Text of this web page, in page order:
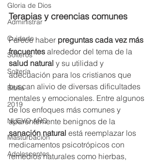
Gloria de Dios
Administrar
Cuidado
Solteros
Soltería
Biblia
2019
NUEVO AÑO
Masturbación
Adolescentes
Terapias y creencias comunes
Parece haber preguntas cada vez más
frecuentes alrededor del tema de la
salud natural y su utilidad y
adecuación para los cristianos que
buscan alivio de diversas dificultades
mentales y emocionales. Entre algunos
de los enfoques más comunes y
aparentemente benignos de la
sanación natural está reemplazar los
medicamentos psicotrópicos con
remedios naturales como hierbas,